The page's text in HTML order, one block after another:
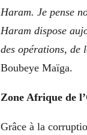
Haram. Je pense
Haram dispose
des opérations, de
Boubeye Maïga.
Zone Afrique de
Grâce à la